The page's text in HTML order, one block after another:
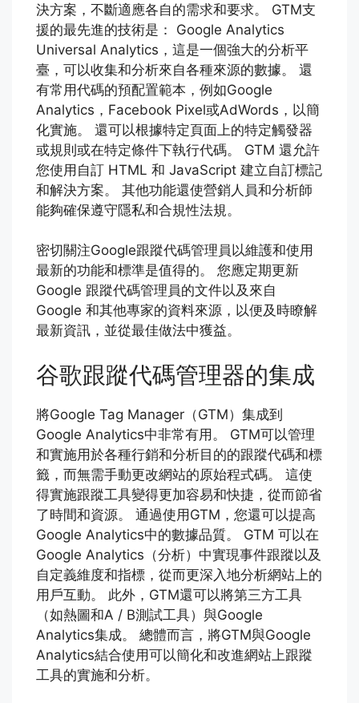
決方案，不斷適應各自的需求和要求。 GTM支
援的最先進的技術是： Google Analytics
Universal Analytics，這是一個強大的分析平
臺，可以收集和分析來自各種來源的數據。 還
有常用代碼的預配置範本，例如Google
Analytics，Facebook Pixel或AdWords，以簡
化實施。 還可以根據特定頁面上的特定觸發器
或規則或在特定條件下執行代碼。 GTM 還允許
您使用自訂 HTML 和 JavaScript 建立自訂標記
和解決方案。 其他功能還使營銷人員和分析師
能夠確保遵守隱私和合規性法規。
密切關注Google跟蹤代碼管理員以維護和使用
最新的功能和標準是值得的。 您應定期更新
Google 跟蹤代碼管理員的文件以及來自
Google 和其他專家的資料來源，以便及時瞭解
最新資訊，並從最佳做法中獲益。
谷歌跟蹤代碼管理器的集成
將Google Tag Manager（GTM）集成到
Google Analytics中非常有用。 GTM可以管理
和實施用於各種行銷和分析目的的跟蹤代碼和標
籤，而無需手動更改網站的原始程式碼。 這使
得實施跟蹤工具變得更加容易和快捷，從而節省
了時間和資源。 通過使用GTM，您還可以提高
Google Analytics中的數據品質。 GTM 可以在
Google Analytics（分析）中實現事件跟蹤以及
自定義維度和指標，從而更深入地分析網站上的
用戶互動。 此外，GTM還可以將第三方工具
（如熱圖和A / B測試工具）與Google
Analytics集成。 總體而言，將GTM與Google
Analytics結合使用可以簡化和改進網站上跟蹤
工具的實施和分析。